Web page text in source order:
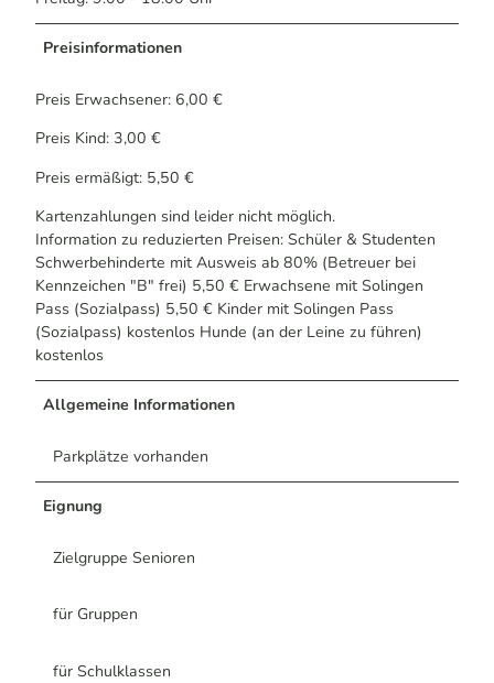
Preisinformationen
Preis Erwachsener: 6,00 €
Preis Kind: 3,00 €
Preis ermäßigt: 5,50 €
Kartenzahlungen sind leider nicht möglich.
Information zu reduzierten Preisen: Schüler & Studenten
Schwerbehinderte mit Ausweis ab 80% (Betreuer bei
Kennzeichen "B" frei) 5,50 € Erwachsene mit Solingen
Pass (Sozialpass) 5,50 € Kinder mit Solingen Pass
(Sozialpass) kostenlos Hunde (an der Leine zu führen)
kostenlos
Allgemeine Informationen
Parkplätze vorhanden
Eignung
Zielgruppe Senioren
für Gruppen
für Schulklassen